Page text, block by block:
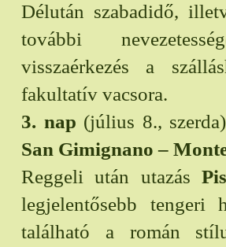
Délután szabadidő,
további
visszaérkezés a
fakultatív vacsora.
3. nap (július 8.,
San Gimignano –
Reggeli után utazás
legjelentősebb
található a román